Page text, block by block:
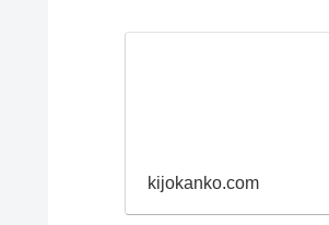
kijokanko.com